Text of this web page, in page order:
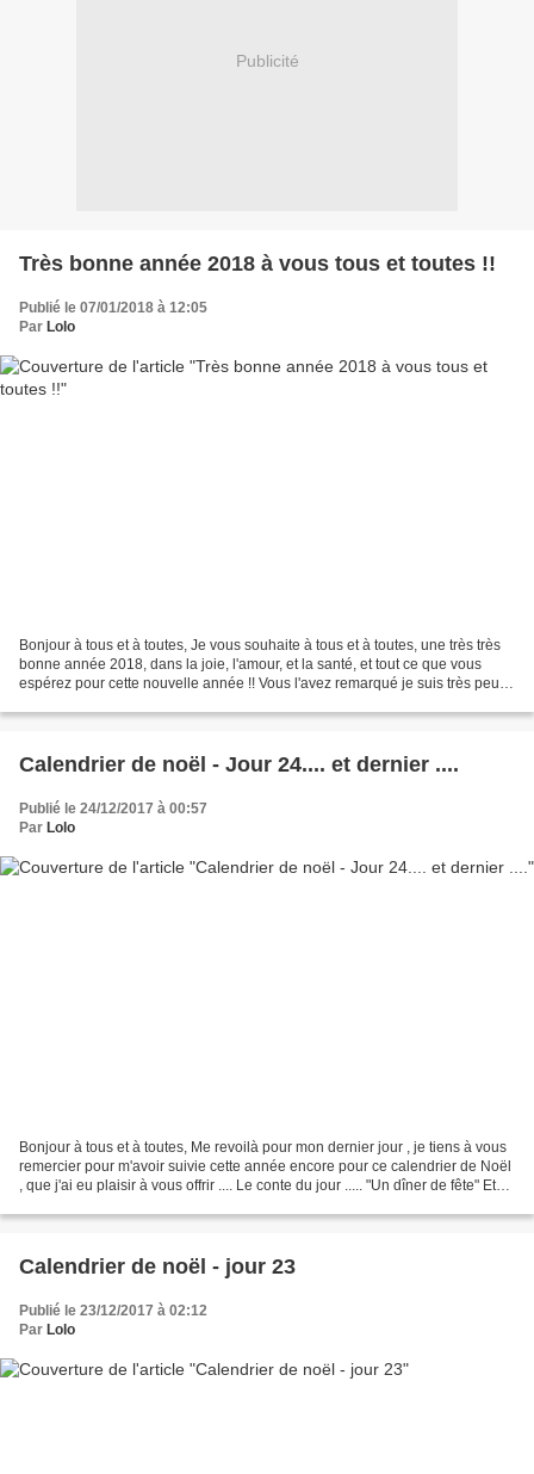
Publicité
Très bonne année 2018 à vous tous et toutes !!
Publié le 07/01/2018 à 12:05
Par Lolo
Bonjour à tous et à toutes, Je vous souhaite à tous et à toutes, une très très
bonne année 2018, dans la joie, l'amour, et la santé, et tout ce que vous
espérez pour cette nouvelle année !! Vous l'avez remarqué je suis très peu
Calendrier de noël - Jour 24.... et dernier ....
Publié le 24/12/2017 à 00:57
Par Lolo
Bonjour à tous et à toutes, Me revoilà pour mon dernier jour , je tiens à vous
remercier pour m'avoir suivie cette année encore pour ce calendrier de Noël
, que j'ai eu plaisir à vous offrir .... Le conte du jour ..... "Un dîner de fête" Et
Calendrier de noël - jour 23
Publié le 23/12/2017 à 02:12
Par Lolo